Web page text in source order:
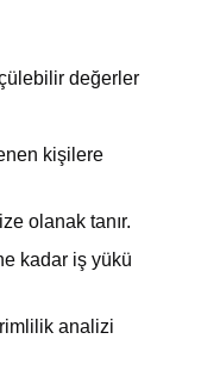
değerler
kişilere
olanak tanır.
kadar iş yükü
analizi